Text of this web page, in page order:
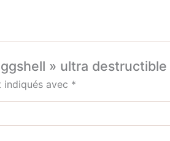
» ultra
indiqués avec *